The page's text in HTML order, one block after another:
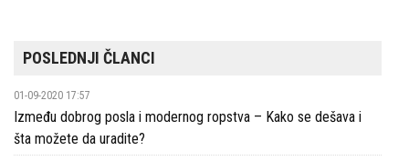
О
nama
Članice
POSLEDNJI ČLANCI
01-09-2020 17:57
Između dobrog posla i modernog ropstva – Kako se dešava i
šta možete da uradite?